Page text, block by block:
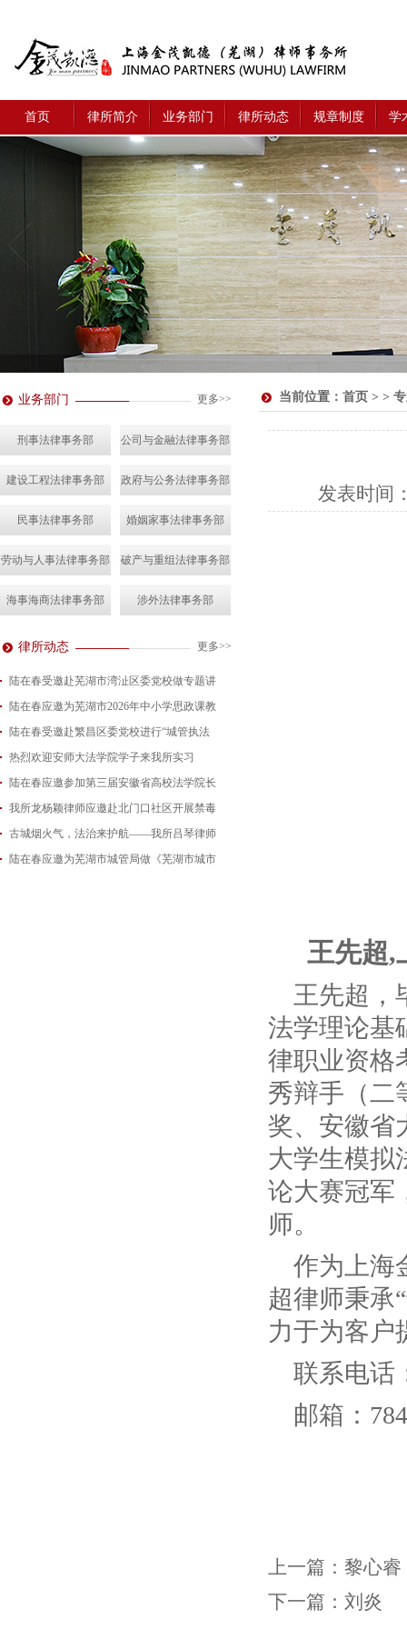
首页 律所简介 业务部门 律所动态 规章制度 学
业务部门 更多>>
刑事法律事务部 公司与金融法律事务部
建设工程法律事务部 政府与公务法律事务部
民事法律事务部 婚姻家事法律事务部
劳动与人事法律事务部 破产与重组法律事务部
海事海商法律事务部 涉外法律事务部
律所动态 更多>>
陆在春受邀赴芜湖市湾沚区委党校做专题讲
2026-08-04
陆在春应邀为芜湖市2026年中小学思政课教
2026-07-24
陆在春受邀赴繁昌区委党校进行“城管执法
2026-07-15
热烈欢迎安师大法学院学子来我所实习
2026-07-01
陆在春应邀参加第三届安徽省高校法学院长
2026-06-29
我所龙杨颖律师应邀赴北门口社区开展禁毒
2026-06-18
古城烟火气，法治来护航——我所吕琴律师
2026-05-21
陆在春应邀为芜湖市城管局做《芜湖市城市
当前位置： 首页 > >
发表时间
王先超,
王先超，
法学理论基
律职业资格
秀辩手（二
奖、安徽省
大学生模拟
论大赛冠军
师。
作为上海
超律师秉承
力于为客户
联系电话
邮箱：
上一篇： 黎心睿
下一篇： 刘炎